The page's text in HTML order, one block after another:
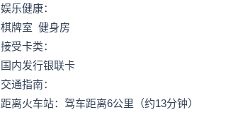
娱乐健康：
棋牌室 健身房
接受卡类：
国内发行银联卡
交通指南：
距离火车站：驾车距离6公里（约13分钟）